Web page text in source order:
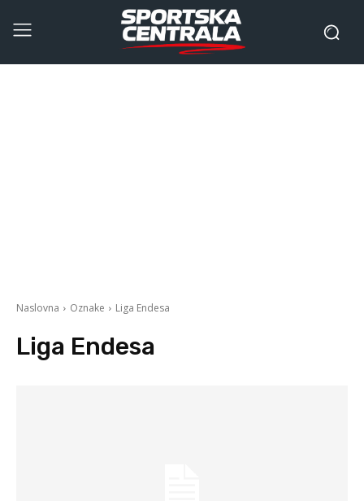
Naslovna Oznake Liga Endesa
Liga Endesa